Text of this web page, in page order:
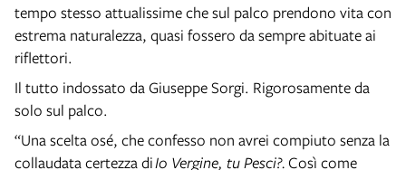
tempo stesso attualissime che sul palco prendono vita con
estrema naturalezza, quasi fossero da sempre abituate ai
riflettori.
Il tutto indossato da Giuseppe Sorgi. Rigorosamente da
solo sul palco.
“Una scelta osé, che confesso non avrei compiuto senza la
collaudata certezza diIo Vergine, tu Pesci?.Così come